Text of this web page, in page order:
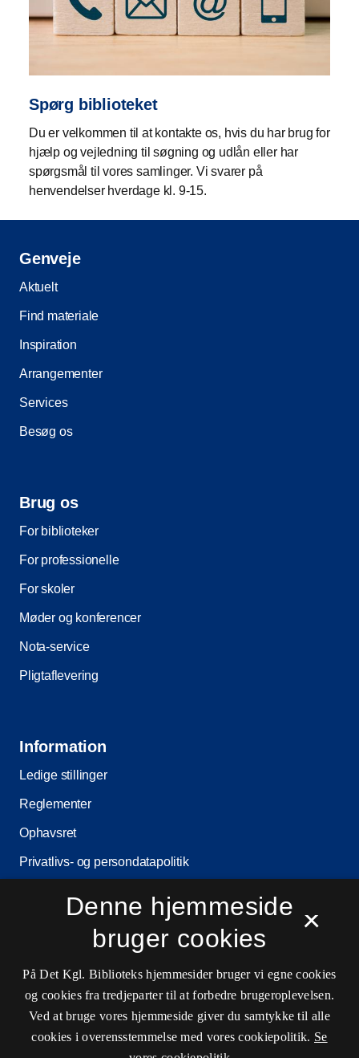
Spørg biblioteket
Du er velkommen til at kontakte os, hvis du har brug for
hjælp og vejledning til søgning og udlån eller har
spørgsmål til vores samlinger. Vi svarer på
henvendelser hverdage kl. 9-15.
Genveje
Aktuelt
Find materiale
Inspiration
Arrangementer
Services
Besøg os
Brug os
For biblioteker
For professionelle
For skoler
Møder og konferencer
Nota-service
Pligtaflevering
Information
Ledige stillinger
Reglementer
Ophavsret
Privatlivs- og persondatapolitik
Driftsstatus
Cookieindstillinger
Kontaktinformationer
×
Denne hjemmeside
bruger cookies
På Det Kgl. Biblioteks hjemmesider bruger vi egne cookies
og cookies fra tredjeparter til at forbedre brugeroplevelsen.
Ved at bruge vores hjemmeside giver du samtykke til alle
cookies i overensstemmelse med vores cookiepolitik. Se